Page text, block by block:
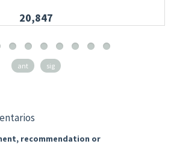
20,847
ant sig
recommendation or